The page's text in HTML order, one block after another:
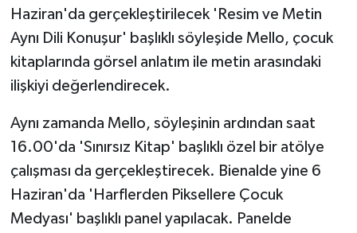
Haziran'da gerçekleştirilecek 'Resim ve Metin
Aynı Dili Konuşur' başlıklı söyleşide Mello, çocuk
kitaplarında görsel anlatım ile metin arasındaki
ilişkiyi değerlendirecek.
Aynı zamanda Mello, söyleşinin ardından saat
16.00'da 'Sınırsız Kitap' başlıklı özel bir atölye
çalışması da gerçekleştirecek. Bienalde yine 6
Haziran'da 'Harflerden Piksellere Çocuk
Medyası' başlıklı panel yapılacak. Panelde